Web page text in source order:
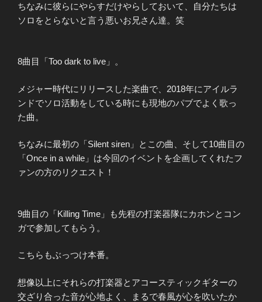
ちなみに彼らにやらすだけやらしておいて、自分たちは
ソロをとらないと言う悪いお兄さん達。笑
8曲目「Too dark to live」。
メジャー時代にリリースした楽曲で、2018年にアイルラ
ンドでソロ活動をしている時にも現地のパブでよく歌っ
た曲。
ちなみに最初の「Silent siren」とこの曲、そして10曲目の
「Once in a while」は今回のイベントを企画してくれたフ
ァンの方のリクエスト！
9曲目の「Killing Time」も先程の打楽器隊にカホンとコン
ガで参加してもらう。
こちらもぶっつけ本番。
想像以上にそれらの打楽器とアコースティックギターの
交ざり合った音が心地よく、まるで春風が心を吹いたか